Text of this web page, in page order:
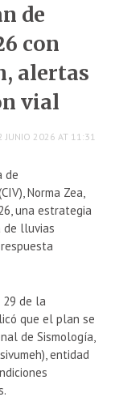
de
con
alertas
vial
JUNIO 2026 AT 11:31
de
Norma Zea
una estrategia
de lluvias
29 de la
que el plan se
de Sismología,
), entidad